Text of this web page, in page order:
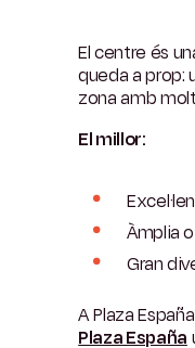
El centre és
queda a prop:
zona amb
El millor:
Àmplia
Gran
A Plaza
Plaza España